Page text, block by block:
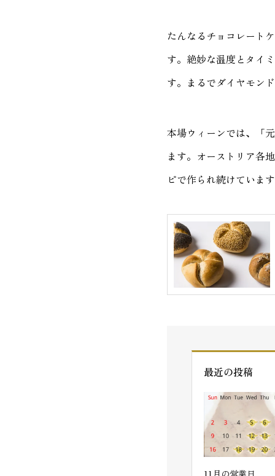
たんなるチョコレート
す。絶妙な温度とタイ
す。まるでダイヤモン
本場ウィーンでは、「
ます。オーストリア各
ピで作られ続けていま
最近の投稿